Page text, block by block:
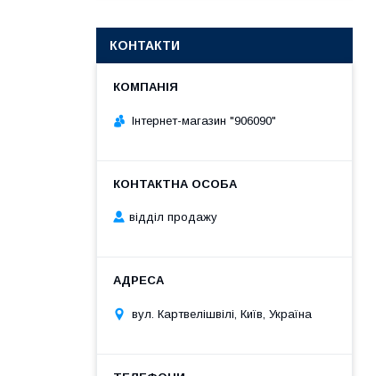
КОНТАКТИ
Інтернет-магазин "906090"
відділ продажу
вул. Картвелішвілі, Київ, Україна